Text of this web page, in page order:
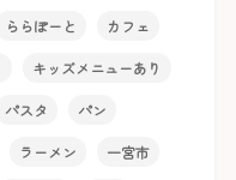
ららぽーと カフェ
キッズメニューあり
パスタ パン
ラーメン 一宮市